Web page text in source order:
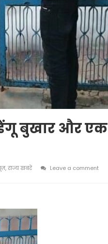
बुखार और एक
,राज्य खबरें
Leave a comment